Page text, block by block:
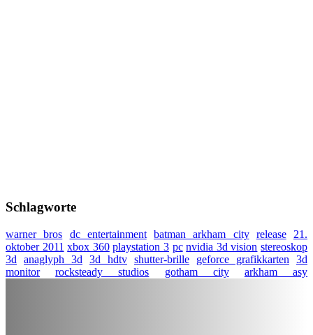
Schlagworte
warner bros dc entertainment batman arkham city release
21.
oktober 2011 xbox 360 playstation 3 pc nvidia 3d vision stereoskop
3d
anaglyph 3d 3d hdtv shutter-brille geforce grafikkarten
3d
monitor
rocksteady studios gotham city arkham asy